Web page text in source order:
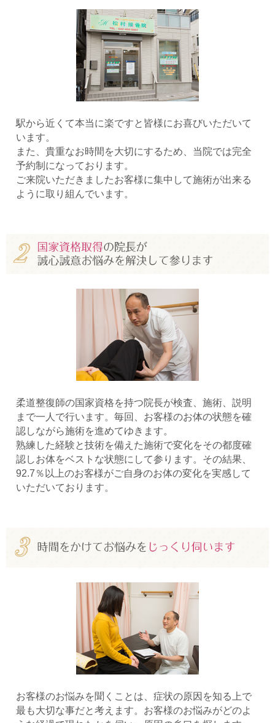
駅から近くて本当に楽ですと皆様にお喜びいただいて
います。
また、貴重なお時間を大切にするため、当院では完全
予約制になっております。
ご来院いただきましたお客様に集中して施術が出来る
ように取り組んでいます。
柔道整復師の国家資格を持つ院長が検査、施術、説明
まで一人で行います。毎回、お客様のお体の状態を確
認しながら施術を進めてゆきます。
熟練した経験と技術を備えた施術で変化をその都度確
認しお体をベストな状態にして参ります。その結果、
92.7％以上のお客様がご自身のお体の変化を実感して
いただいております。
お客様のお悩みを聞くことは、症状の原因を知る上で
最も大切な事だと考えます。お客様のお悩みがどのよ